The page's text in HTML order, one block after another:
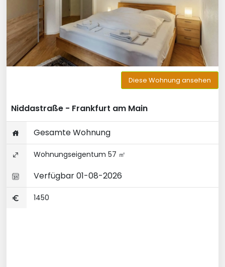
Diese Wohnung ansehen
Niddastraße - Frankfurt am Main
Gesamte Wohnung
Wohnungseigentum 57 ㎡
Verfügbar 01-08-2026
1450